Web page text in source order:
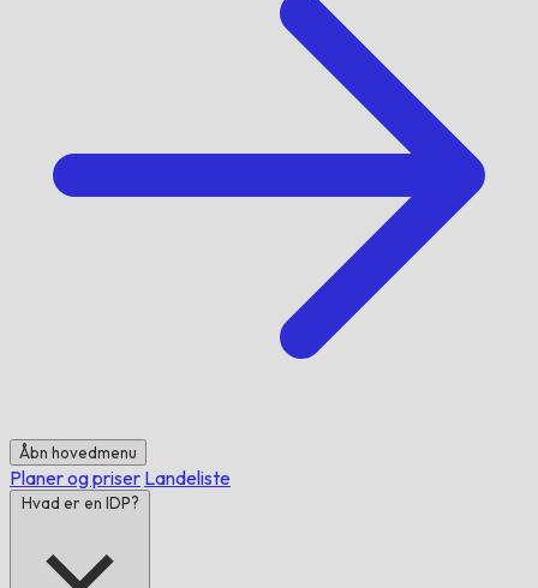
Åbn hovedmenu
Planer og priser Landeliste
Hvad er en IDP?